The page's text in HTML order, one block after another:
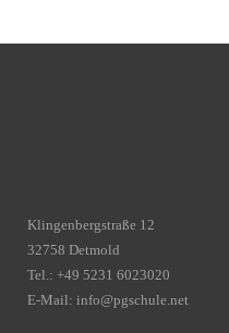
Klingenbergstraße 12
32758 Detmold
Tel.: +49 5231 6023020
E-Mail: info@pgschule.net